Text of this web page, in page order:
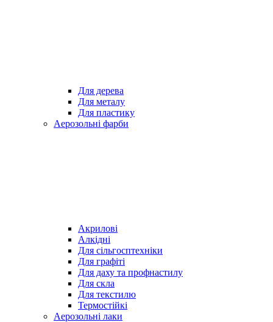
Для дерева
Для металу
Для пластику
Аерозольні фарби
Акрилові
Алкідні
Для cільгосптехніки
Для графіті
Для даху та профнастилу
Для скла
Для текстилю
Термостійкі
Аерозольні лаки